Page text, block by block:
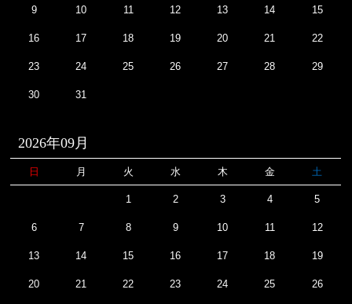
9 10 11 12 13 14 15
16 17 18 19 20 21 22
23 24 25 26 27 28 29
30 31
2026年09月
日 月 火 水 木 金 土
1 2 3 4 5
6 7 8 9 10 11 12
13 14 15 16 17 18 19
20 21 22 23 24 25 26